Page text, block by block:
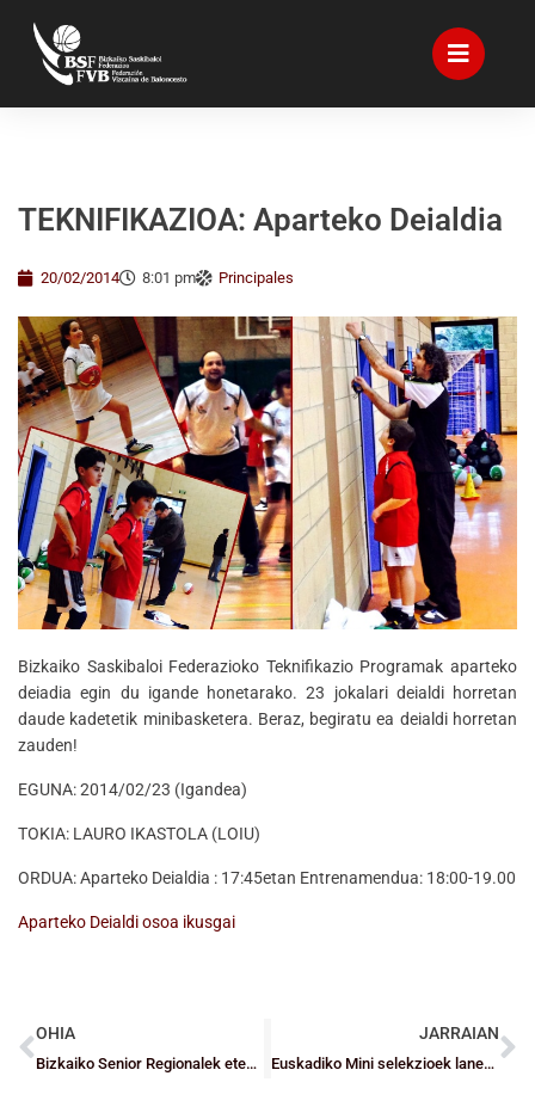
TEKNIFIKAZIOA: Aparteko Deialdia
20/02/2014 8:01 pm Principales
Bizkaiko Saskibaloi Federazioko Teknifikazio Programak aparteko
deiadia egin du igande honetarako. 23 jokalari deialdi horretan
daude kadetetik minibasketera. Beraz, begiratu ea deialdi horretan
zauden!
EGUNA: 2014/02/23 (Igandea)
TOKIA: LAURO IKASTOLA (LOIU)
ORDUA: Aparteko Deialdia : 17:45etan Entrenamendua: 18:00-19.00
Aparteko Deialdi osoa ikusgai
OHIA
Bizkaiko Senior Regionalek etenik ez dute
JARRAIAN
Euskadiko Mini selekzioek lanean jarraitzen dute